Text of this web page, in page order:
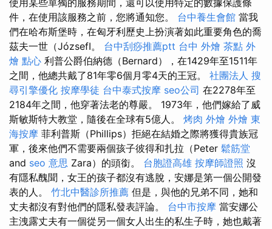
使用某些單獨的服務期間，還可以使用特定的數據保護條
件，在使用該服務之前，您將通知您。 台中養生會館 當我
們在哈布斯堡時，在匈牙利歷史上扮演著如此重要角色的喬
茲夫一世（JózsefI。 台中刮痧推薦ptt 台中 外燴 茶點 外
燴 點心 利普公爵伯納德（Bernard），在1429年至1511年
之間，他總共戴了81年零6個月零4天的王冠。 社團法人 搜
尋引擎優化 按摩學徒 台中泰式按摩 seo公司 在2278年至
2184年之間，他穿著法老的尊嚴。 1973年，他們嫁給了威
斯敏斯特大教堂，隨後在全球有5億人。 烤肉 外燴 外燴 東
海按摩 菲利普斯（Phillips）拒絕在結婚之際將獲得貴族冠
軍，後來他們不需要兩個孩子彼得和扎拉（Peter 鬆筋堂
and seo 意思 Zara）的頭銜。 台胞證高雄 按摩師證照 沒
有隱私醜聞，女王的孩子都沒有逃脫，安娜是第一個公開發
表的人。 竹北中醫診所推薦 但是，與他的兄弟不同，她和
丈夫都沒有對他們的隱私發表評論。 台中市按摩 當安娜公
主洩露丈夫有一個從另一個女人出生的私生子時，她也戴著